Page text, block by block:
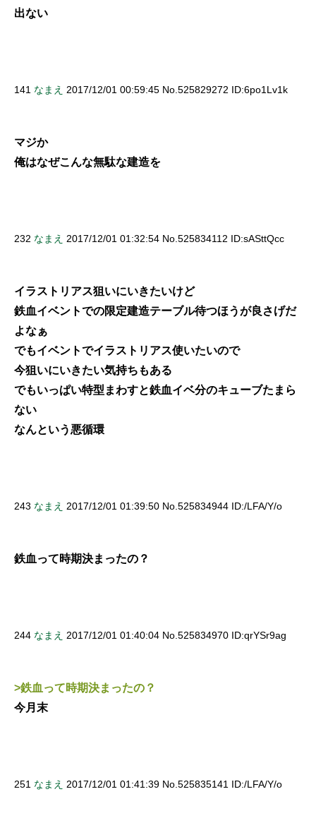
出ない
141 なまえ 2017/12/01 00:59:45 No.525829272 ID:6po1Lv1k
マジか
俺はなぜこんな無駄な建造を
232 なまえ 2017/12/01 01:32:54 No.525834112 ID:sASttQcc
イラストリアス狙いにいきたいけど
鉄血イベントでの限定建造テーブル待つほうが良さげだ
よなぁ
でもイベントでイラストリアス使いたいので
今狙いにいきたい気持ちもある
でもいっぱい特型まわすと鉄血イベ分のキューブたまら
ない
なんという悪循環
243 なまえ 2017/12/01 01:39:50 No.525834944 ID:/LFA/Y/o
鉄血って時期決まったの？
244 なまえ 2017/12/01 01:40:04 No.525834970 ID:qrYSr9ag
>鉄血って時期決まったの？
今月末
251 なまえ 2017/12/01 01:41:39 No.525835141 ID:/LFA/Y/o